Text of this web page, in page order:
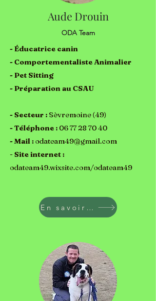
Aude Drouin
ODA Team
- Éducatrice canin
- Comportementaliste Animalier
- Pet Sitting
- Préparation au CSAU
- Secteur : Sèvremoine (49)
- Téléphone : 06 77 28 70 40
- Mail : odateam49@gmail.com
- Site internet :
odateam49.wixsite.com/odateam49
En savoir plus